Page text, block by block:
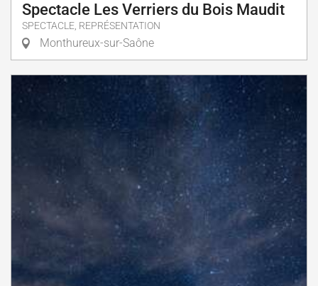
Spectacle Les Verriers du Bois Maudit
SPECTACLE, REPRÉSENTATION
Monthureux-sur-Saône